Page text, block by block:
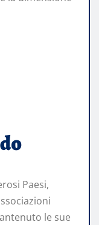
Paesi,
le sue